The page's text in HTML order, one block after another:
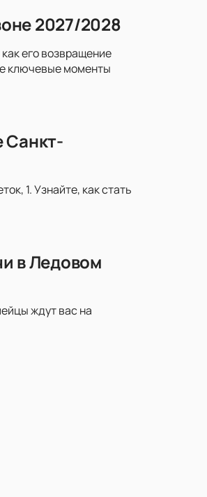
2027/2028
его возвращение
ключевые моменты
Санкт-
1. Узнайте, как стать
в Ледовом
ждут вас на